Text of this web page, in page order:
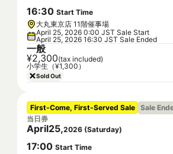
16:30 Start Time
大丸東京店 11階催事場
April 25, 2026 0:00 JST Sale Start
April 25, 2026 16:30 JST Sale Ended
一般
¥2,300(tax included)
小学生（¥1,300）
Sold Out
First-Come, First-Served Sale Sale
当日券
April25,2026 (Saturday)
17:00 Start Time